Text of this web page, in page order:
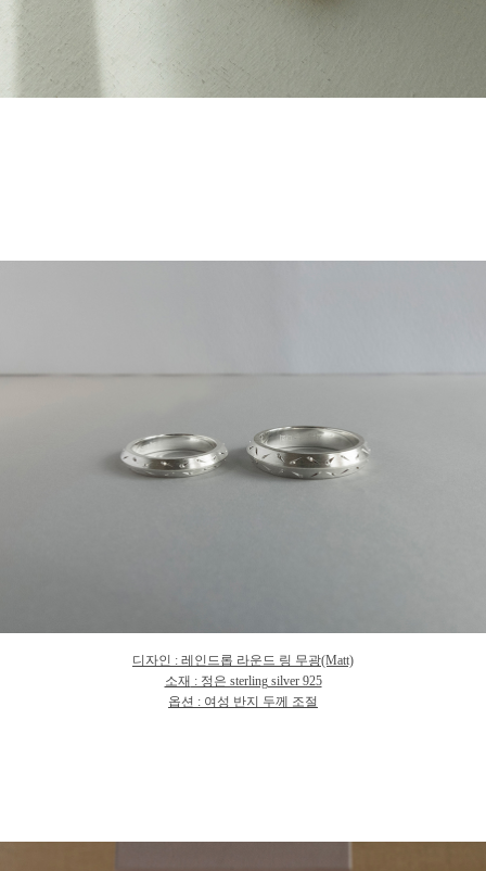
디자인 : 레인드롭 라운드 링 무광(Matt)
소재 : 정은 sterling silver 925
옵션 : 여성 반지 두께 조절